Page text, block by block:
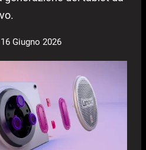
16 Giugno 2026